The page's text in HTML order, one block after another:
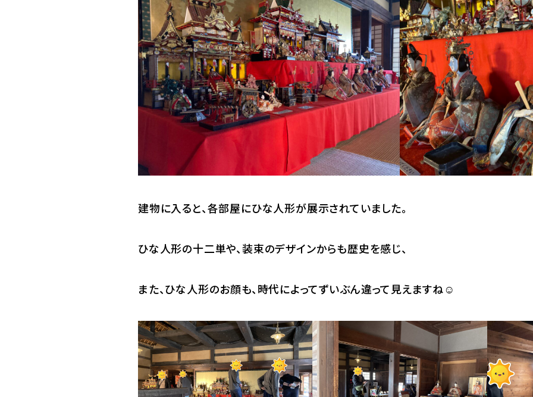
建物に入ると、各部屋にひな人形が展示されていました。
ひな人形の十二単や、装束のデザインからも歴史を感じ、
また、ひな人形のお顔も、時代によってずいぶん違って見えますね☺